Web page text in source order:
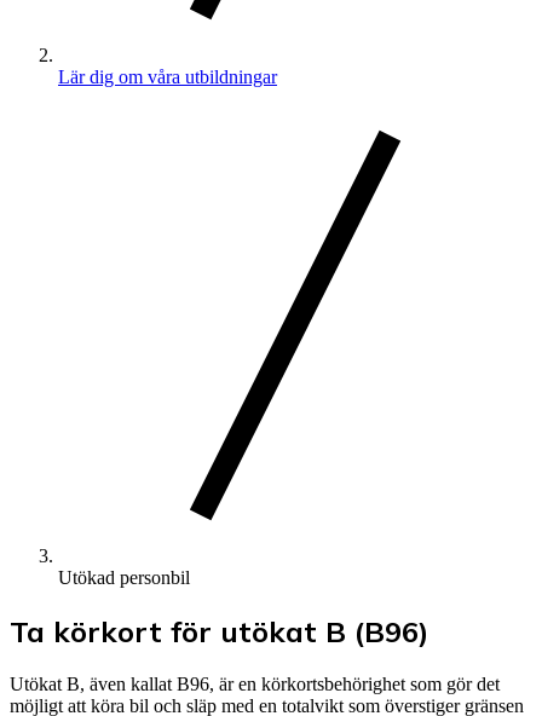
Lär dig om våra utbildningar
Utökad personbil
Ta körkort för utökat B (B96)
Utökat B, även kallat B96, är en körkortsbehörighet som gör det
möjligt att köra bil och släp med en totalvikt som överstiger gränsen